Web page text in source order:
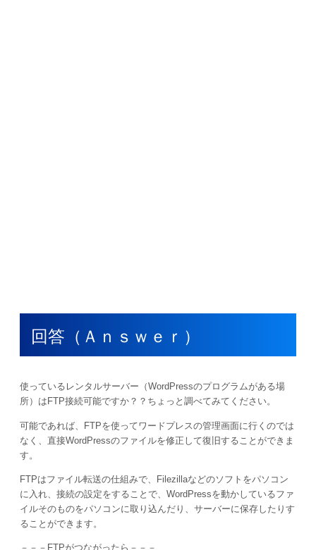
回答（Ａｎｓｗｅｒ）
使っているレンタルサーバー（WordPressのプログラムがある場
所）はFTP接続可能ですか？？ちょっと調べてみてください。
可能であれば、FTPを使ってワードプレスの管理画面に行くのでは
なく、直接WordPressのファイルを修正して復旧することができま
す。
FTPはファイル転送の仕組みで、Filezillaなどのソフトをパソコン
に入れ、接続の設定をすることで、WordPressを動かしているファ
イルそのものをパソコンに取り込んだり、サーバーに保存したりす
ることができます。
－－－FTPがつながったら－－－